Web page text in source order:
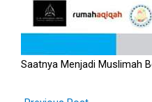
Saatnya Menjadi Muslimah